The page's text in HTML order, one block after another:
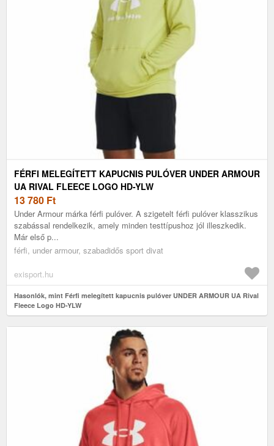
FÉRFI MELEGÍTETT KAPUCNIS PULÓVER UNDER ARMOUR
UA RIVAL FLEECE LOGO HD-YLW
13 780 Ft
Under Armour márka férfi pulóver. A szigetelt férfi pulóver klasszikus
szabással rendelkezik, amely minden testtípushoz jól illeszkedik.
Már első p...
férfi, under armour, szabadidős sport divat
exisport.hu
Hasonlók, mint Férfi melegített kapucnis pulóver UNDER ARMOUR UA Rival
Fleece Logo HD-YLW